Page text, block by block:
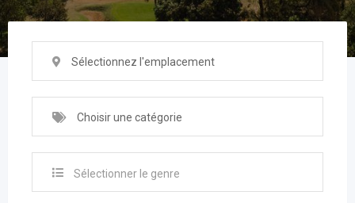
Sélectionnez l'emplacement
Choisir une catégorie
Sélectionner le genre